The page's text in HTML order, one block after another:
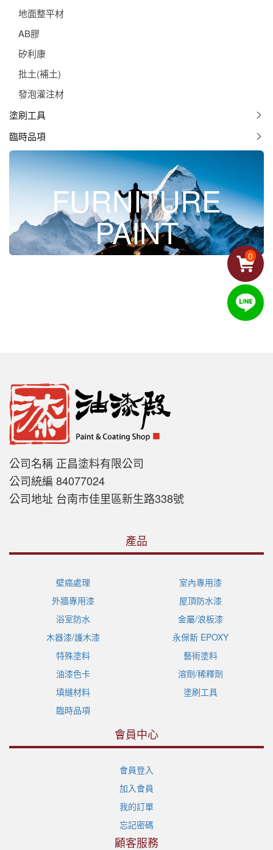
地面整平材
AB膠
矽利康
批土(補土)
發泡灌注材
塗刷工具
臨時品項
FURNITURE
PAINT
公司名稱 正昌塗料有限公司
公司統編 84077024
公司地址 台南市佳里區新生路338號
產品
壁癌處理
室內專用漆
外牆專用漆
屋頂防水漆
浴室防水
金屬/浪板漆
木器漆/護木漆
永保新 EPOXY
特殊塗料
藝術塗料
油漆色卡
溶劑/稀釋劑
填縫材料
塗刷工具
臨時品項
會員中心
會員登入
加入會員
我的訂單
忘記密碼
顧客服務
0